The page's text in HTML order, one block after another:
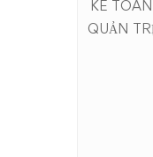
KẾ TOÁN
QUẢN